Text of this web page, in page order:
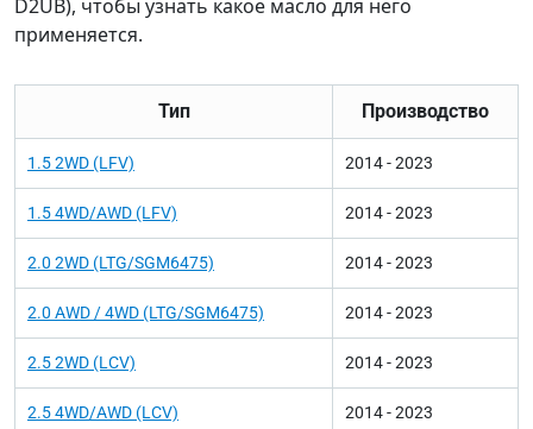
D2UB), чтобы узнать какое масло для него
применяется.
Тип Производство
1.5 2WD (LFV) 2014 - 2023
1.5 4WD/AWD (LFV) 2014 - 2023
2.0 2WD (LTG/SGM6475) 2014 - 2023
2.0 AWD / 4WD (LTG/SGM6475) 2014 - 2023
2.5 2WD (LCV) 2014 - 2023
2.5 4WD/AWD (LCV) 2014 - 2023